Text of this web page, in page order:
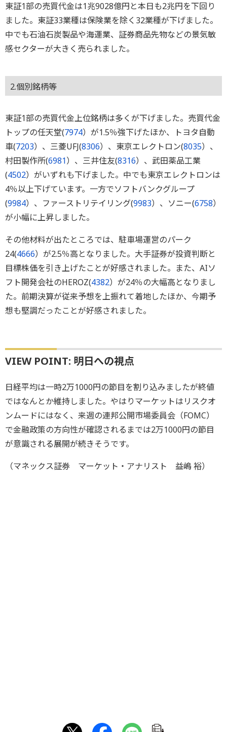
東証1部の売買代金は1兆9028億円と本日も2兆円を下回り
ました。東証33業種は保険業を除く32業種が下げました。
中でも石油石炭製品や海運業、証券商品先物などの景気敏
感セクターが大きく売られました。
2.個別銘柄等
東証1部の売買代金上位銘柄は多くが下げました。売買代金
トップの任天堂(7974）が1.5％強下げたほか、トヨタ自動
車(7203）、三菱UFJ(8306）、東京エレクトロン(8035）、
村田製作所(6981）、三井住友(8316）、武田薬品工業
(4502）がいずれも下げました。中でも東京エレクトロンは
4％以上下げています。一方でソフトバンクグループ
(9984）、ファーストリテイリング(9983）、ソニー(6758）
が小幅に上昇しました。
その他材料が出たところでは、駐車場運営のパーク
24(4666）が2.5％高となりました。大手証券が投資判断と
目標株価を引き上げたことが好感されました。また、AIソ
フト開発会社のHEROZ(4382）が24％の大幅高となりまし
た。前期決算が従来予想を上振れて着地したほか、今期予
想も堅調だったことが好感されました。
VIEW POINT: 明日への視点
日経平均は一時2万1000円の節目を割り込みましたが終値
ではなんとか維持しました。やはりマーケットはリスクオ
ンムードにはなく、来週の連邦公開市場委員会（FOMC）
で金融政策の方向性が確認されるまでは2万1000円の節目
が意識される展開が続きそうです。
（マネックス証券 マーケット・アナリスト 益嶋 裕）